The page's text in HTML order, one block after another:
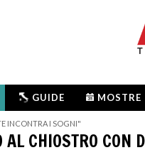
GUIDE MOSTRE
INCONTRA I SOGNI"
CHIOSTRO CON